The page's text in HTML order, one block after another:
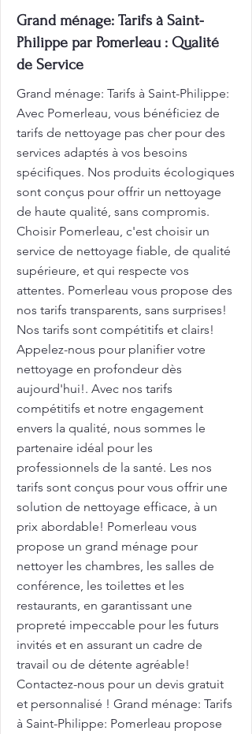
Grand ménage: Tarifs à Saint-
Philippe par Pomerleau : Qualité
de Service
Grand ménage: Tarifs à Saint-Philippe:
Avec Pomerleau, vous bénéficiez de
tarifs de nettoyage pas cher pour des
services adaptés à vos besoins
spécifiques. Nos produits écologiques
sont conçus pour offrir un nettoyage
de haute qualité, sans compromis.
Choisir Pomerleau, c'est choisir un
service de nettoyage fiable, de qualité
supérieure, et qui respecte vos
attentes. Pomerleau vous propose des
nos tarifs transparents, sans surprises!
Nos tarifs sont compétitifs et clairs!
Appelez-nous pour planifier votre
nettoyage en profondeur dès
aujourd'hui!. Avec nos tarifs
compétitifs et notre engagement
envers la qualité, nous sommes le
partenaire idéal pour les
professionnels de la santé. Les nos
tarifs sont conçus pour vous offrir une
solution de nettoyage efficace, à un
prix abordable! Pomerleau vous
propose un grand ménage pour
nettoyer les chambres, les salles de
conférence, les toilettes et les
restaurants, en garantissant une
propreté impeccable pour les futurs
invités et en assurant un cadre de
travail ou de détente agréable!
Contactez-nous pour un devis gratuit
et personnalisé ! Grand ménage: Tarifs
à Saint-Philippe: Pomerleau propose